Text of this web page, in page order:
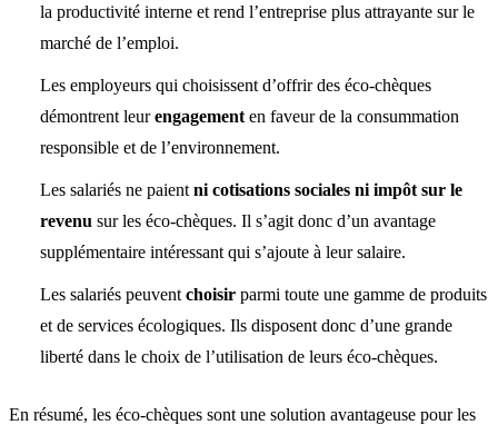
la productivité interne et rend l’entreprise plus attrayante sur le
marché de l’emploi.
Les employeurs qui choisissent d’offrir des éco-chèques
démontrent leurengagement en faveur de la consummation
responsible et de l’environnement.
Les salariés ne paient ni cotisations sociales ni impôt sur le
revenu sur les éco-chèques. Il s’agit donc d’un avantage
supplémentaire intéressant qui s’ajoute à leur salaire.
Les salariés peuvent choisir parmi toute une gamme de produits
et de services écologiques. Ils disposent donc d’une grande
liberté dans le choix de l’utilisation de leurs éco-chèques.
En résumé, les éco-chèques sont une solution avantageuse pour les